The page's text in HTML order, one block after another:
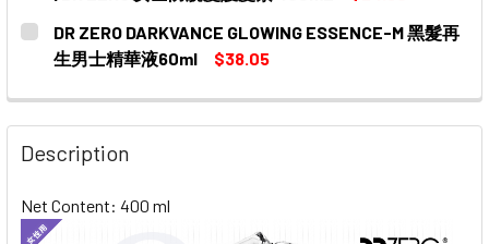
CURRENT
STOCK:
QUANTITY:
DECREASE QUANTITY OF DR ZERO REDENICAL WOMEN
INCREASE QUANTITY OF DR ZERO REDENICAL
DR ZERO DARKVANCE GLOWING ESSENCE-M 黑髮再
生男士精華液60ml
$38.05
Description
Net Content: 400 ml